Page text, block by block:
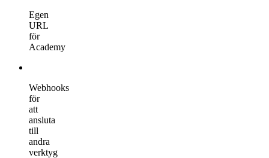
Egen
URL
för
Academy
Webhooks
för
att
ansluta
till
andra
verktyg